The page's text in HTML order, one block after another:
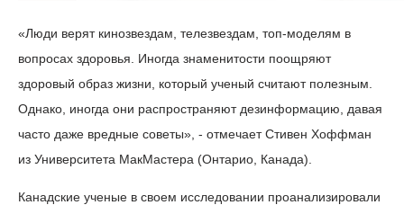
«Люди верят кинозвездам, телезвездам, топ-моделям в
вопросах здоровья. Иногда знаменитости поощряют
здоровый образ жизни, который ученый считают полезным.
Однако, иногда они распространяют дезинформацию, давая
часто даже вредные советы», - отмечает Стивен Хоффман
из Университета МакМастера (Онтарио, Канада).
Канадские ученые в своем исследовании проанализировали